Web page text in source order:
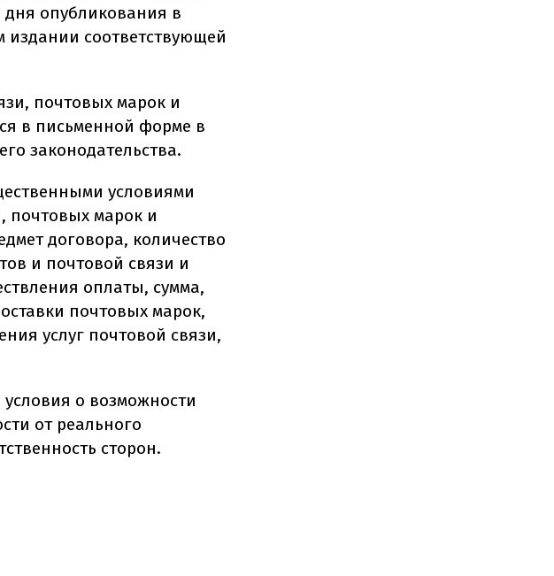
опубликования в
соответствующей
почтовых марок и
в письменной форме в
законодательства.
условиями
почтовых марок и
договора, количество
и почтовой связи и
оплаты, сумма,
почтовых марок,
услуг почтовой связи,
о возможности
от реального
сторон.